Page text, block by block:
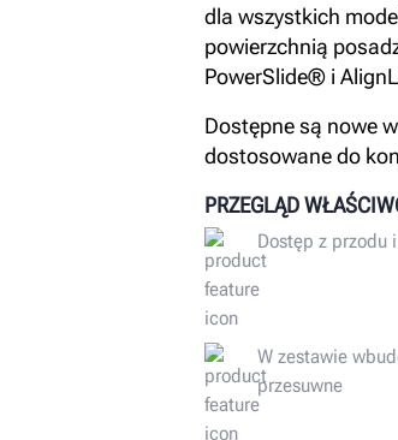
dla wszystkich
powierzchnią
PowerSlide® i
Dostępne są nowe
dostosowane do
PRZEGLĄD
Dostęp z przodu i
W zestawie
przesuwne